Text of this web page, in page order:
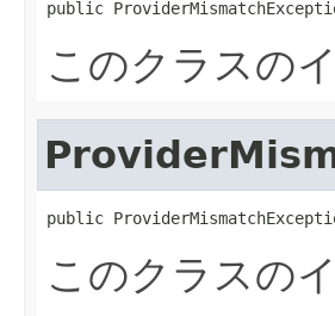
public
このクラスの
public
このクラスの